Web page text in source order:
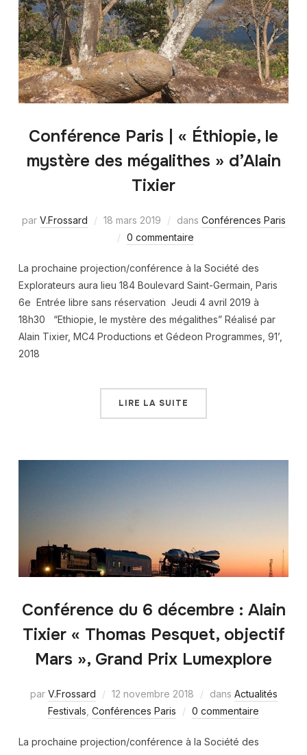
Conférence Paris | « Éthiopie, le
mystère des mégalithes » d’Alain
Tixier
par V.Frossard 18 mars 2019 dans Conférences Paris
0 commentaire
La prochaine projection/conférence à la Société des
Explorateurs aura lieu 184 Boulevard Saint-Germain, Paris
6e Entrée libre sans réservation Jeudi 4 avril 2019 à
18h30 “Ethiopie, le mystère des mégalithes” Réalisé par
Alain Tixier, MC4 Productions et Gédeon Programmes, 91’,
2018
LIRE LA SUITE
Conférence du 6 décembre : Alain
Tixier « Thomas Pesquet, objectif
Mars », Grand Prix Lumexplore
par V.Frossard 12 novembre 2018 dans Actualités
Festivals Conférences Paris 0 commentaire
La prochaine projection/conférence à la Société des